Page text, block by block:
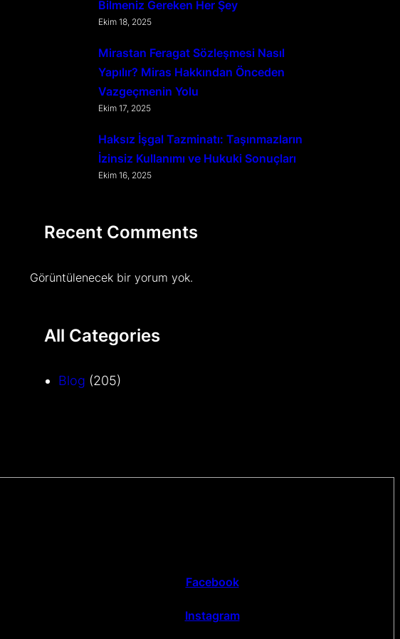
Bilmeniz Gereken Her Şey
Ekim 18, 2025
Mirastan Feragat Sözleşmesi Nasıl
Yapılır? Miras Hakkından Önceden
Vazgeçmenin Yolu
Ekim 17, 2025
Haksız İşgal Tazminatı: Taşınmazların
İzinsiz Kullanımı ve Hukuki Sonuçları
Ekim 16, 2025
Recent Comments
Görüntülenecek bir yorum yok.
All Categories
Blog (205)
Facebook
Instagram